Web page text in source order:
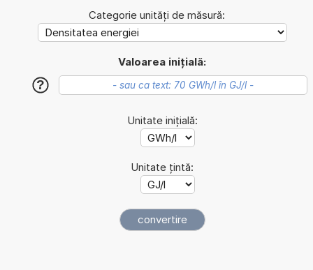
Categorie unități de măsură:
Valoarea inițială:
?
Unitate inițială:
Unitate țintă: